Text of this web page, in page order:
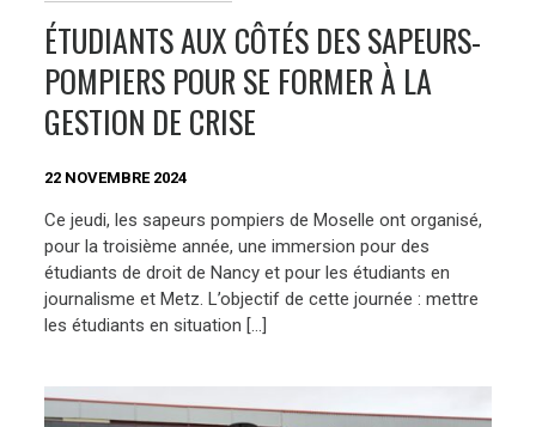
ÉTUDIANTS AUX CÔTÉS DES SAPEURS-
POMPIERS POUR SE FORMER À LA
GESTION DE CRISE
22 NOVEMBRE 2024
Ce jeudi, les sapeurs pompiers de Moselle ont organisé,
pour la troisième année, une immersion pour des
étudiants de droit de Nancy et pour les étudiants en
journalisme et Metz. L’objectif de cette journée : mettre
les étudiants en situation […]